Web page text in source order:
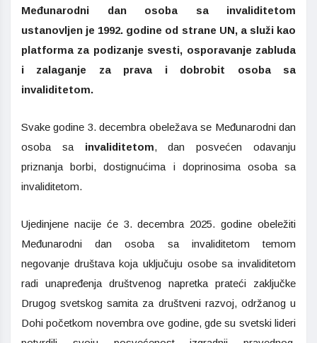
Međunarodni dan osoba sa invaliditetom
ustanovljen je 1992. godine od strane UN, a služi kao
platforma za podizanje svesti, osporavanje zabluda
i zalaganje za prava i dobrobit osoba sa
invaliditetom.
Svake godine 3. decembra obeležava se Međunarodni dan
osoba sa invaliditetom, dan posvećen odavanju
priznanja borbi, dostignućima i doprinosima osoba sa
invaliditetom.
Ujedinjene nacije će 3. decembra 2025. godine obeležiti
Međunarodni dan osoba sa invaliditetom temom
negovanje društava koja uključuju osobe sa invaliditetom
radi unapređenja društvenog napretka prateći zaključke
Drugog svetskog samita za društveni razvoj, održanog u
Dohi početkom novembra ove godine, gde su svetski lideri